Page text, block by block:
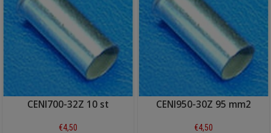
CENI700-32Z 10 st
€4,50
CENI950-30Z 95 mm2
€4,50